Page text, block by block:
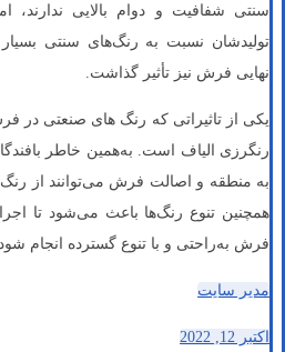
سنتی شفافیت و دوام بالایی ندارند،
تولیدشان نسبت به رنگ‌های سنتی
نهایی فرش نیز تأثیر گذاشت.
یکی از تاثیراتی که رنگ های صنعتی در فرش
رنگرزی الیاف است. به‌همین خاطر
به منطقه و اصالت فرش می‌توانند از
همچنین تنوع رنگ‌ها باعث می‌شود تا
فرش به‌راحتی و با تنوع گسترده انجام شود.
مدیر سایت
اکتبر 12, 2022